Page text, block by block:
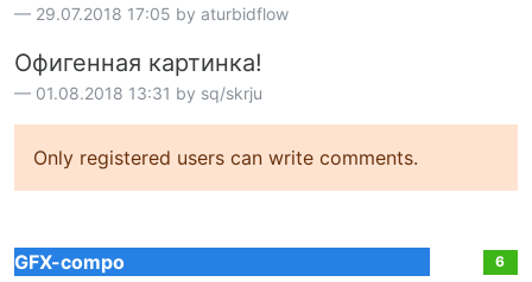
29.07.2018 17:05 by aturbidflow
Офигенная картинка!
01.08.2018 13:31 by sq/skrju
Only registered users can write comments.
GFX-compo 6